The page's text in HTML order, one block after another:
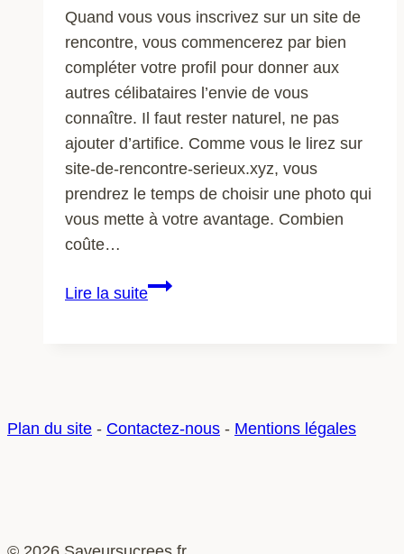
Quand vous vous inscrivez sur un site de
rencontre, vous commencerez par bien
compléter votre profil pour donner aux
autres célibataires l’envie de vous
connaître. Il faut rester naturel, ne pas
ajouter d’artifice. Comme vous le lirez sur
site-de-rencontre-serieux.xyz, vous
prendrez le temps de choisir une photo qui
vous mette à votre avantage. Combien
coûte…
Lire la suiteQuels
rencontre ?
Plan du site - Contactez-nous - Mentions légales